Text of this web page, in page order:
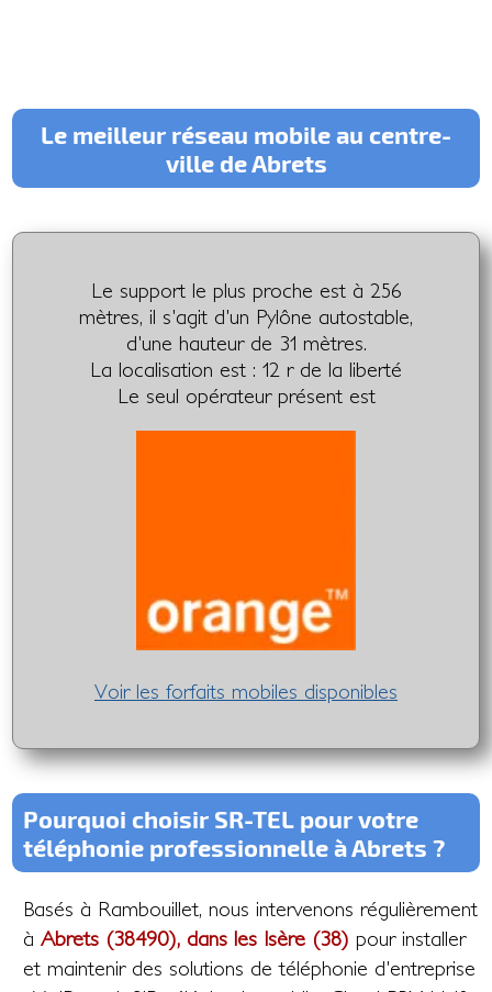
Le meilleur réseau mobile au centre-
ville de Abrets
Le support le plus proche est à 256
mètres, il s'agit d'un Pylône autostable,
d'une hauteur de 31 mètres.
La localisation est : 12 r de la liberté
Le seul opérateur présent est
Voir les forfaits mobiles disponibles
Pourquoi choisir SR-TEL pour votre
téléphonie professionnelle à Abrets ?
Basés à Rambouillet, nous intervenons régulièrement
àAbrets (38490), dans les Isère (38) pour installer
et maintenir des solutions de téléphonie d'entreprise